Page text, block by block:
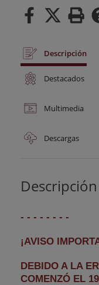
Descripción
Destacados
Multimedia
Descargas
Descripción
- - - - - - - -
¡AVISO
DEBIDO A LA
COMENZÓ EL